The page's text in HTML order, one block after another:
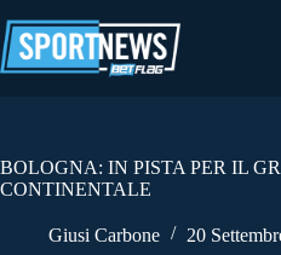
al
contenuto
BOLOGNA: IN PISTA PER IL
CONTINENTALE
Giusi Carbone 20